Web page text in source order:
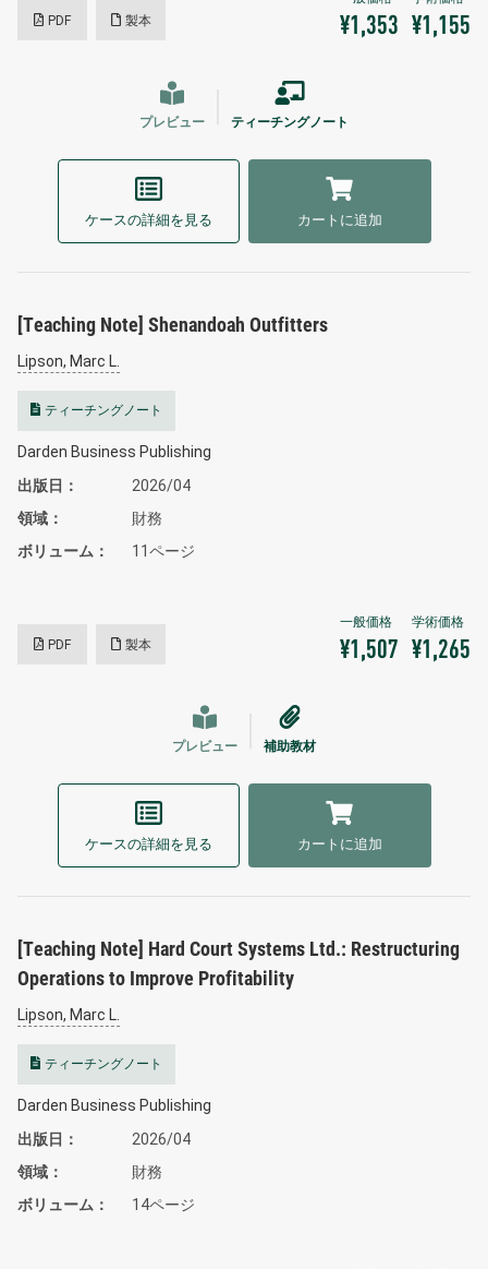
PDF 製本 ¥1,353 ¥1,155
プレビュー ティーチングノート
ケースの詳細を見る カートに追加
[Teaching Note] Shenandoah Outfitters
Lipson, Marc L.
ティーチングノート
Darden Business Publishing
出版日
2026/04
領域
財務
ボリューム
11ページ
PDF 製本 ¥1,507 ¥1,265
プレビュー 補助教材
ケースの詳細を見る カートに追加
[Teaching Note] Hard Court Systems Ltd.: Restructuring
Operations to Improve Profitability
Lipson, Marc L.
ティーチングノート
Darden Business Publishing
出版日
2026/04
領域
財務
ボリューム
14ページ